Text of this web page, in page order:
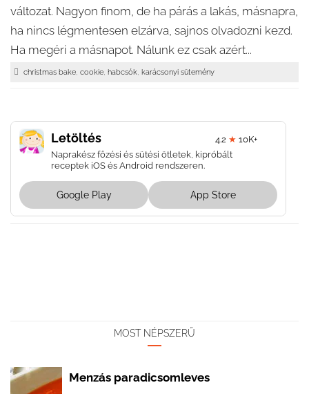
változat. Nagyon finom, de ha párás a lakás, másnapra,
ha nincs légmentesen elzárva, sajnos olvadozni kezd.
Ha megéri a másnapot. Nálunk ez csak azért...
christmas bake, cookie, habcsók, karácsonyi sütemény
Letöltés 4.2 ★ 10K+
Naprakész főzési és sütési ötletek, kipróbált
receptek iOS és Android rendszeren.
Google Play App Store
MOST NÉPSZERŰ
Menzás paradicsomleves